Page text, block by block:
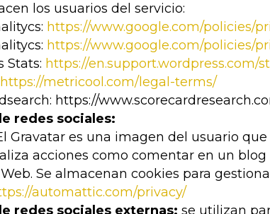
los usuarios del servicio:
https://www.google.com/policies/
https://www.google.com/policies/
Stats: https://en.support.wordpress.com/
https://metricool.com/legal-terms/
https://
redes sociales:
Gravatar es una imagen del usuario
acciones como comentar en un
Se almacenan cookies para
automattic.com/privacy/
redes sociales externas: se utilizan